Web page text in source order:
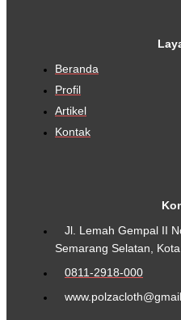
Beranda
Profil
Artikel
Kontak
Jl. Lemah Gempal II
Semarang Selatan,
0811-2918-000